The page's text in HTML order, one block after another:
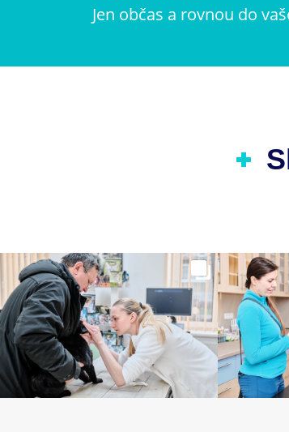
Jen občas a rovnou do